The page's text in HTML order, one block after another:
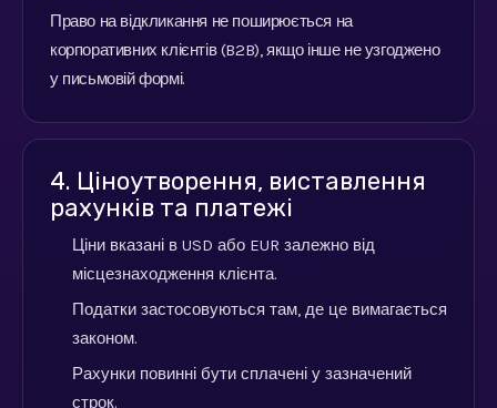
Право на відкликання не поширюється на
корпоративних клієнтів (B2B), якщо інше не узгоджено
у письмовій формі.
4. Ціноутворення, виставлення
рахунків та платежі
Ціни вказані в USD або EUR залежно від
місцезнаходження клієнта.
Податки застосовуються там, де це вимагається
законом.
Рахунки повинні бути сплачені у зазначений
строк.